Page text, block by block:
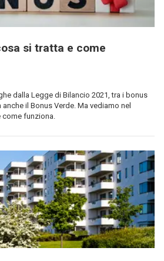
si tratta e come
dalla Legge di Bilancio 2021, tra i bonus
il Bonus Verde. Ma vediamo nel
funziona.